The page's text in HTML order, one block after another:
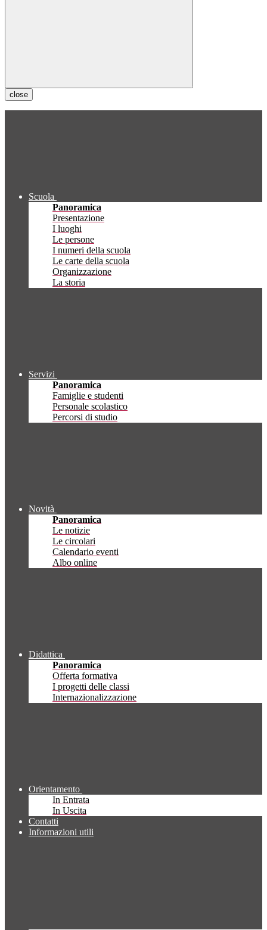
close
Scuola
Panoramica
Presentazione
I luoghi
Le persone
I numeri della scuola
Le carte della scuola
Organizzazione
La storia
Servizi
Panoramica
Famiglie e studenti
Personale scolastico
Percorsi di studio
Novità
Panoramica
Le notizie
Le circolari
Calendario eventi
Albo online
Didattica
Panoramica
Offerta formativa
I progetti delle classi
Internazionalizzazione
Orientamento
In Entrata
In Uscita
Contatti
Informazioni utili